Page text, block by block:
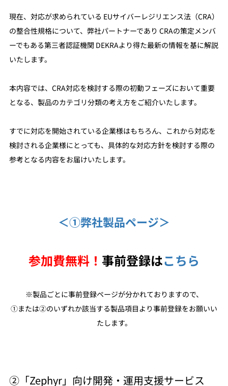
現在、対応が求められている EUサイバーレジリエンス法（CRA）
の整合性規格について、弊社パートナーであり CRAの策定メンバ
ーでもある第三者認証機関 DEKRAより得た最新の情報を基に解説
いたします。
本内容では、CRA対応を検討する際の初動フェーズにおいて重要
となる、製品のカテゴリ分類の考え方をご紹介いたします。
すでに対応を開始されている企業様はもちろん、これから対応を
検討される企業様にとっても、具体的な対応方針を検討する際の
参考となる内容をお届けいたします。
＜①弊社製品ページ＞
参加費無料！ 事前登録はこちら
※製品ごとに事前登録ページが分かれておりますので、
①または②のいずれか該当する製品項目より事前登録をお願いい
たします。
②「Zephyr」向け開発・運用支援サービス